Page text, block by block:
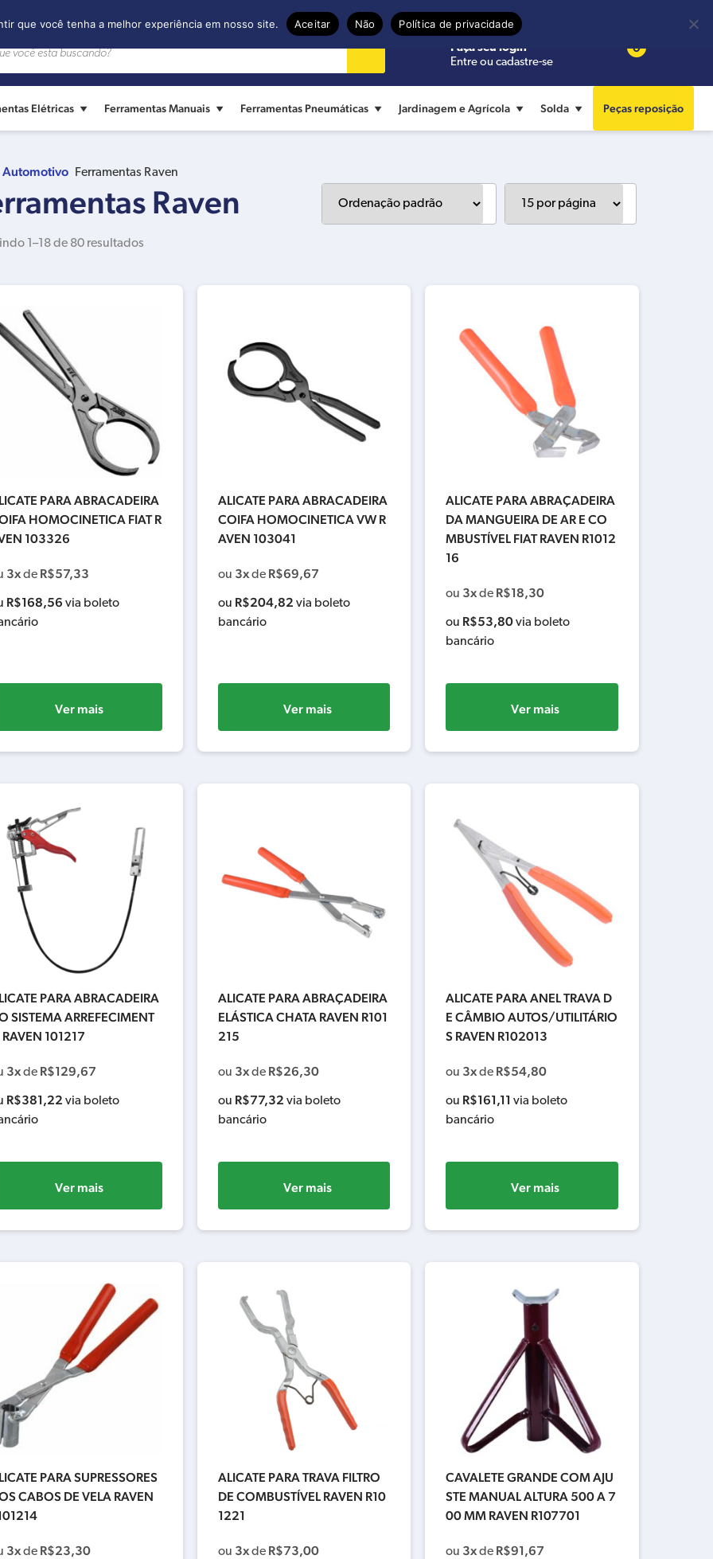
Precisa de ajuda?
Faça seu login
Entre ou cadastre-se
0
Elétricas Ferramentas Manuais Ferramentas Pneumáticas Jardinagem e Agrícola Solda Peças reposição
Automotivo Ferramentas Raven
Raven
1–18 de 80 resultados
PARA ABRACADEIRA
HOMOCINETICA FIAT R
103326
3xde R$57,33
R$168,56 via boleto
Ver mais
ALICATE PARA ABRACADEIRA
COIFA HOMOCINETICA VW R
AVEN 103041
ou 3xde R$69,67
ou R$204,82 via boleto
bancário
Ver mais
ALICATE PARA ABRAÇADEIRA
DA MANGUEIRA DE AR E CO
MBUSTÍVEL FIAT RAVEN R1012
16
ou 3xde R$18,30
ou R$53,80via boleto
bancário
Ver mais
PARA ABRACADEIRA
SISTEMA ARREFECIMENT
101217
3xde R$129,67
R$381,22 via boleto
Ver mais
ALICATE PARA ABRAÇADEIRA
ELÁSTICA CHATA RAVEN R101
215
ou 3xde R$26,30
ou R$77,32 via boleto
bancário
Ver mais
ALICATE PARA ANEL TRAVA D
E CÂMBIO AUTOS/UTILITÁRIO
S RAVEN R102013
ou 3xde R$54,80
ou R$161,11 via boleto
bancário
Ver mais
PARA SUPRESSORES
CABOS DE VELA RAVEN
3xde R$23,30
ALICATE PARA TRAVA FILTRO
DE COMBUSTÍVEL RAVEN R10
1221
ou 3xde R$73,00
CAVALETE GRANDE COM AJU
STE MANUAL ALTURA 500 A 7
00 MM RAVEN R107701
ou 3xde R$91,67
que você tenha a melhor experiência em nosso site. Aceitar Não Política de privacidade